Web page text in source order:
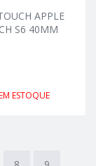
APPLE
S6 40MM
ESTOQUE